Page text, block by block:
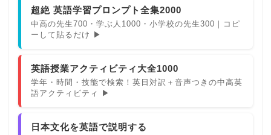
超絶 英語学習プロンプト全集2000
中高の先生700・学ぶ人1000・小学校の先生300｜コピ
ーして貼るだけ ▶
英語授業アクティビティ大全1000
学年・時間・技能で検索！英日対訳＋音声つきの中高英
語アクティビティ ▶
日本文化を英語で説明する